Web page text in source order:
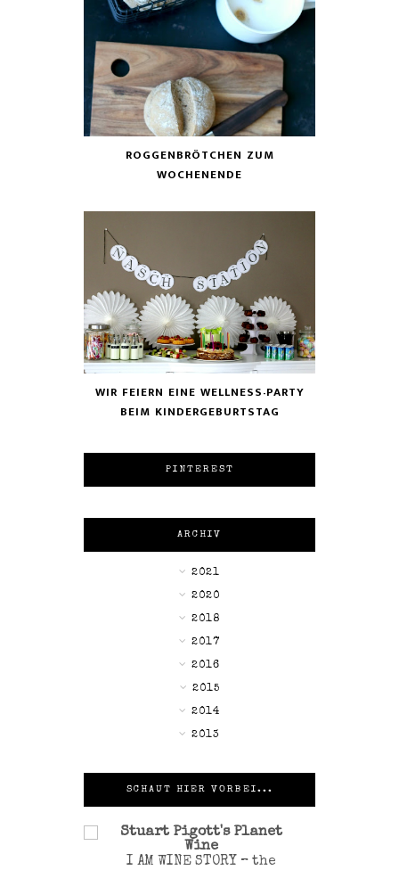
ROGGENBRÖTCHEN ZUM
WOCHENENDE
WIR FEIERN EINE WELLNESS-PARTY
BEIM KINDERGEBURTSTAG
PINTEREST
ARCHIV
►2021
►2020
►2018
►2017
►2016
►2015
▼2014
►2013
SCHAUT HIER VORBEI...
Stuart Pigott's Planet
Wine
I AM WINE STORY – the